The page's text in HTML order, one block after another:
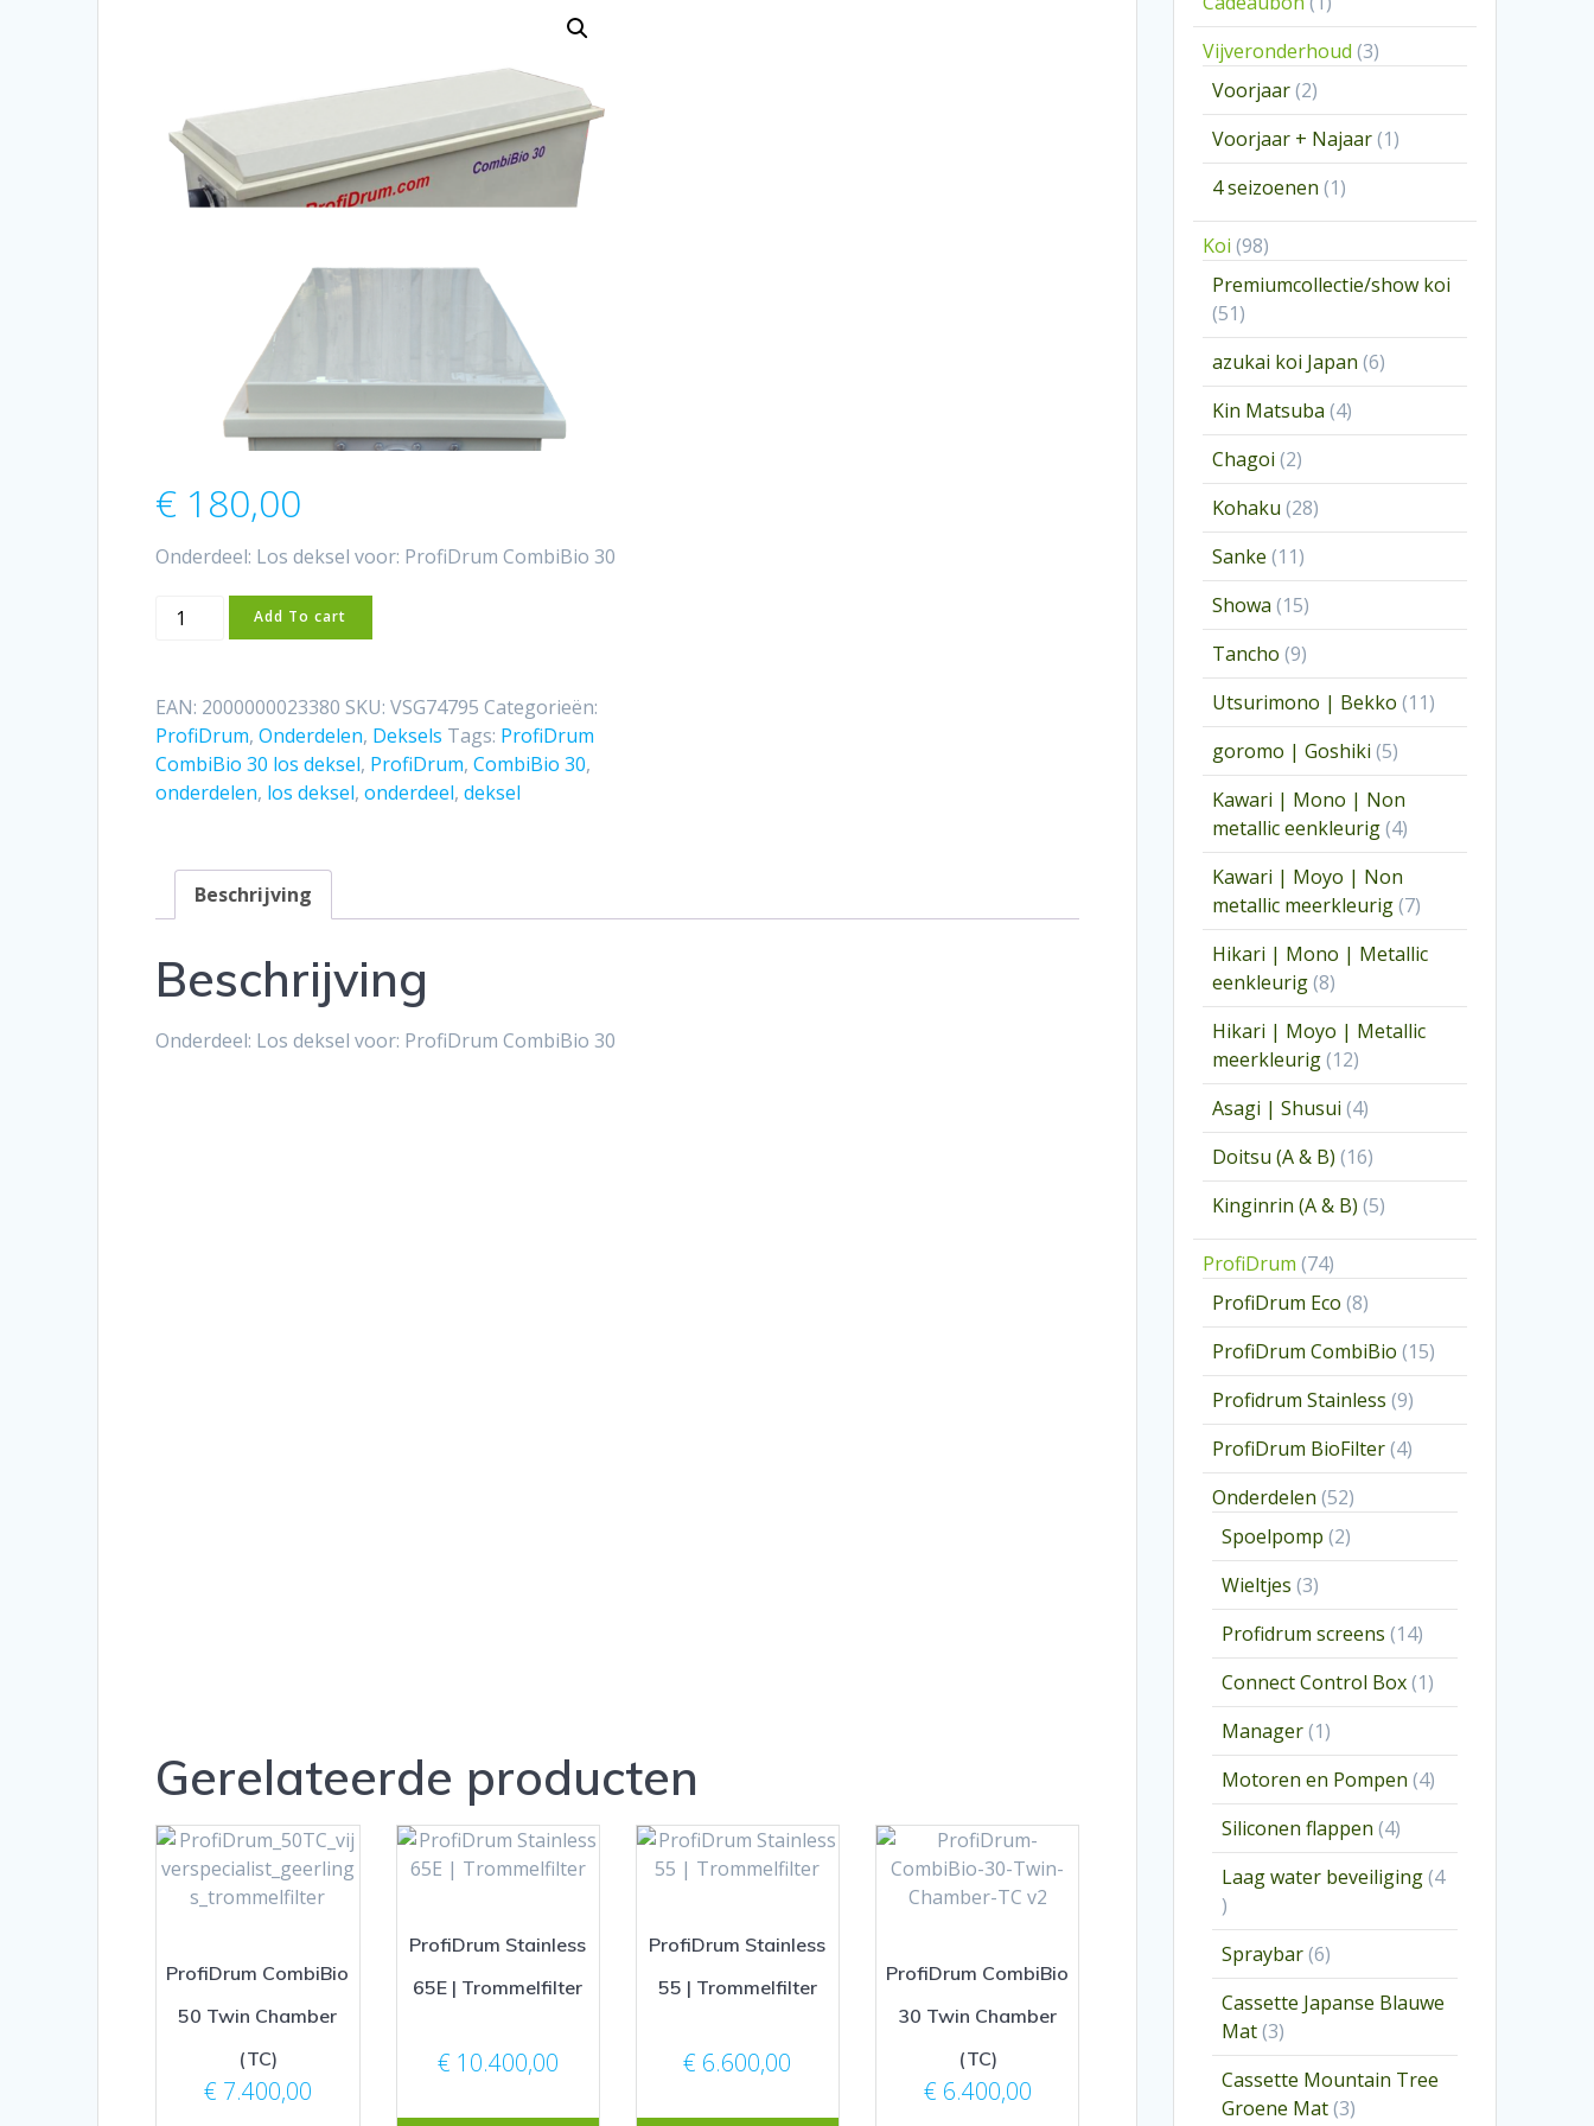
€ 180,00
Onderdeel: Los deksel voor: ProfiDrum CombiBio 30
ProfiDrum
CombiBio
deksel
aantal
Add To cart
EAN: 2000000023380 SKU:VSG74795 Categorieën:
ProfiDrum,Onderdelen, Deksels Tags: ProfiDrum
CombiBio 30 los deksel, ProfiDrum,CombiBio 30,
onderdelen, los deksel,onderdeel,deksel
Beschrijving
Beschrijving
Onderdeel: Los deksel voor: ProfiDrum CombiBio 30
Gerelateerde producten
ProfiDrum CombiBio
50 Twin Chamber
(TC)
€ 7.400,00
ProfiDrum Stainless
65E | Trommelfilter
€ 10.400,00
ProfiDrum Stainless
55 | Trommelfilter
€ 6.600,00
ProfiDrum CombiBio
30 Twin Chamber
(TC)
€ 6.400,00
product
Vijveronderhoud 33
Voorjaar 22
producten
Voorjaar + Najaar 11
product
4 seizoenen 11
product
Koi 9898
producten
Premiumcollectie/show koi
5151
producten
azukai koi Japan 66
producten
Kin Matsuba 44
producten
Chagoi 22
producten
Kohaku 2828
producten
Sanke 1111
producten
Showa 1515
producten
Tancho 99
producten
Utsurimono | Bekko 1111
producten
goromo | Goshiki 55
producten
Kawari | Mono | Non
metallic eenkleurig 44
producten
Kawari | Moyo | Non
metallic meerkleurig 77
producten
Hikari | Mono | Metallic
eenkleurig 88
producten
Hikari | Moyo | Metallic
meerkleurig 1212
producten
Asagi | Shusui 44
producten
Doitsu (A & B) 1616
producten
Kinginrin (A & B) 55
producten
ProfiDrum 7474
producten
ProfiDrum Eco 88
producten
ProfiDrum CombiBio 1515
producten
Profidrum Stainless 99
producten
ProfiDrum BioFilter 44
producten
Onderdelen 5252
producten
Spoelpomp 22
producten
Wieltjes 33
producten
Profidrum screens 1414
producten
Connect Control Box 11
product
Manager 11
product
Motoren en Pompen 44
producten
Siliconen flappen 44
producten
Laag water beveiliging 4
4
producten
Spraybar 66
producten
Cassette Japanse Blauwe
Mat 33
producten
Cassette Mountain Tree
Groene Mat 33